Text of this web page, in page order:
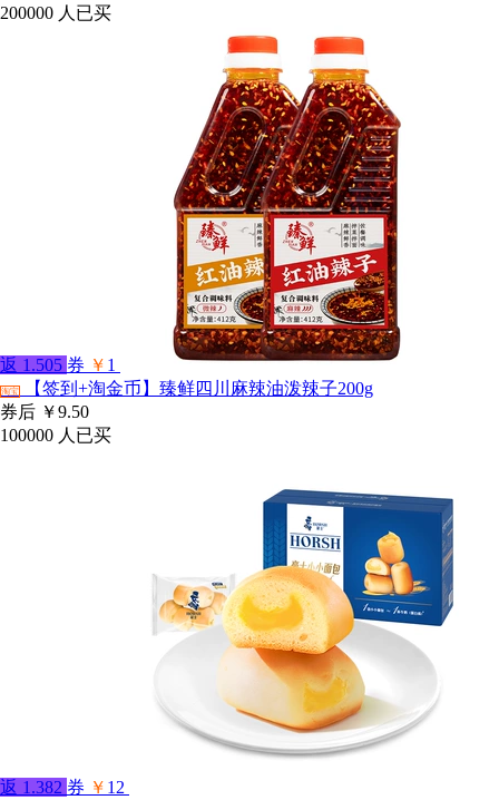
200000 人已买
返 1.505 券 ￥ 1
淘宝
【签到+淘金币】臻鲜四川麻辣油泼辣子200g
券后 ￥9.50
100000 人已买
返 1.382 券 ￥ 12